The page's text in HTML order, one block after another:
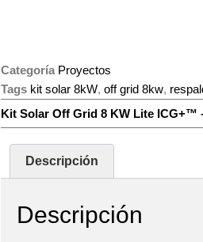
Categoría Proyectos
Tags kit solar 8kW, off grid 8kw,
Kit Solar Off Grid 8 KW Lite ICG+™
Descripción
Descripción